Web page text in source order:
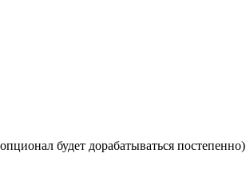
будет дорабатываться постепенно)